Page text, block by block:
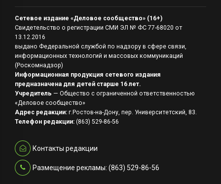
Сетевое издание «Деловое сообщество» (16+)
Свидетельство о регистрации СМИ ЭЛ № ФС 77-68020 от
13.12.2016
выдано Федеральной службой по надзору в сфере связи,
информационных технологий и массовых коммуникаций
(Роскомнадзор)
Информационная продукция сетевого издания
предназначена для детей старше 16 лет.
Учредитель — Общество с ограниченной ответственностью
«Деловое сообщество»
Адрес редакции: г.Ростов-на-Дону, пер. Университетский, 83.
Телефон редакции: (863) 529-86-56
Контакты редакции
Размещение рекламы: (863) 529-86-56